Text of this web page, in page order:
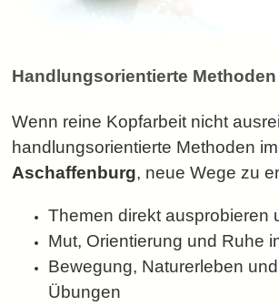
Handlungsorientierte Methoden
Wenn reine Kopfarbeit nicht
handlungsorientierte Methoden im
Aschaffenburg, neue Wege zu
Themen direkt ausprobieren
Mut, Orientierung und Ruhe
Bewegung, Naturerleben
Übungen